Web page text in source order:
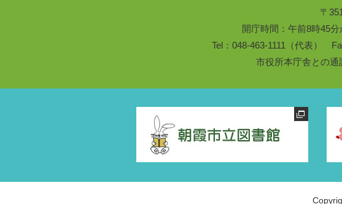
〒
開庁時間：午前8時45
Tel：048-463-1111（代表）
市役所本庁舎との通